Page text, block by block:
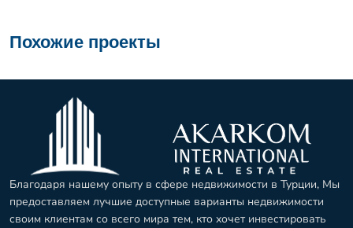
Похожие проекты
Благодаря нашему опыту в сфере недвижимости в Турции, Мы
предоставляем лучшие доступные варианты недвижимости
своим клиентам со всего мира тем, кто хочет инвестировать